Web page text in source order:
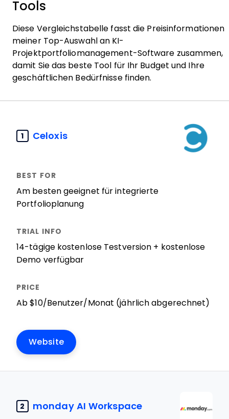
Tools
Diese Vergleichstabelle fasst die Preisinformationen
meiner Top-Auswahl an KI-
Projektportfoliomanagement-Software zusammen,
damit Sie das beste Tool für Ihr Budget und Ihre
geschäftlichen Bedürfnisse finden.
1 Celoxis
Am besten geeignet für integrierte
Portfolioplanung
14-tägige kostenlose Testversion + kostenlose
Demo verfügbar
Ab $10/Benutzer/Monat (jährlich abgerechnet)
Website
2 monday AI Workspace